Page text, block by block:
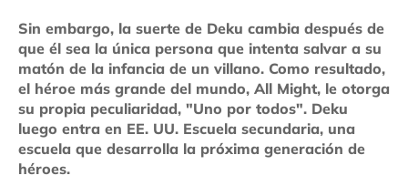
Sin embargo, la suerte de Deku cambia después de
que él sea la única persona que intenta salvar a su
matón de la infancia de un villano. Como resultado,
el héroe más grande del mundo, All Might, le otorga
su propia peculiaridad, "Uno por todos". Deku
luego entra en EE. UU. Escuela secundaria, una
escuela que desarrolla la próxima generación de
héroes.